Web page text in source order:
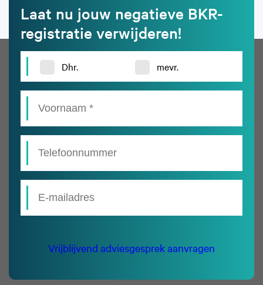
Laat nu jouw negatieve BKR-
registratie verwijderen!
Dhr. mevr.
Vrijblijvend adviesgesprek aanvragen